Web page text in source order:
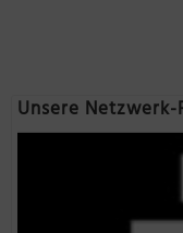
Unsere